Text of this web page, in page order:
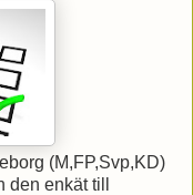
(M,FP,Svp,KD)
enkät till